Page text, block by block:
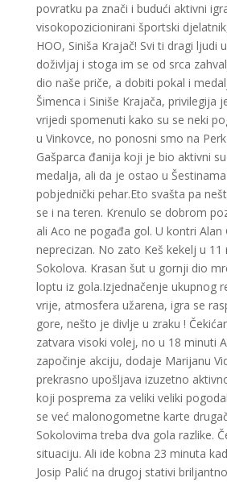
povratku pa znači i budući aktivni
visokopozicionirani športski
HOO, Siniša Krajač! Svi ti dragi ljudi
doživljaj i stoga im se od srca
dio naše priče, a dobiti pokal i
Šimenca i Siniše Krajača, privilegija
vrijedi spomenuti kako su se neki
u Vinkovce, no ponosni smo na
Gašparca đanija koji je bio aktivni
medalja, ali da je ostao u
pobjednički pehar.Eto svašta pa
se i na teren. Krenulo se dobrom
ali Aco ne pogađa gol. U kontri
neprecizan. No zato Keš kekelj u 11
Sokolova. Krasan šut u gornji dio
loptu iz gola.Izjednačenje ukupnog
vrije, atmosfera užarena, igra se
gore, nešto je divlje u zraku !
zatvara visoki volej, no u 18 minuti
započinje akciju, dodaje Marijanu
prekrasno upošljava izuzetno
koji posprema za veliki veliki
se već malonogometne karte
Sokolovima treba dva gola razlike.
situaciju. Ali ide kobna 23 minuta
Josip Palić na drugoj stativi